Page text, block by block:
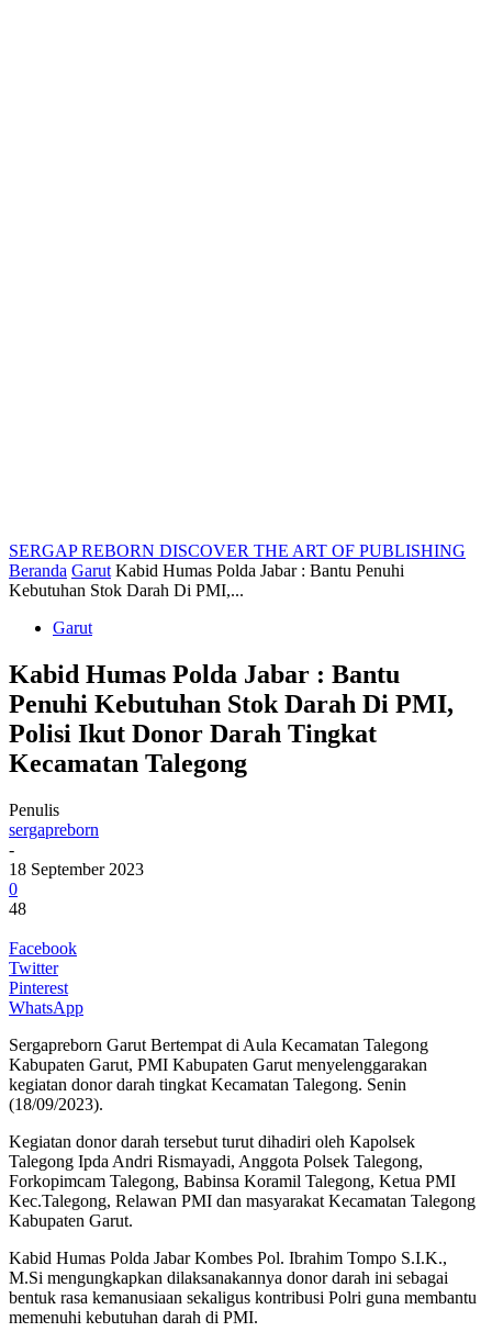
SERGAP REBORN DISCOVER THE ART OF PUBLISHING
Beranda Garut Kabid Humas Polda Jabar : Bantu Penuhi
Kebutuhan Stok Darah Di PMI,...
Garut
Kabid Humas Polda Jabar : Bantu
Penuhi Kebutuhan Stok Darah Di PMI,
Polisi Ikut Donor Darah Tingkat
Kecamatan Talegong
Penulis
sergapreborn
-
18 September 2023
0
48
Facebook
Twitter
Pinterest
WhatsApp
Sergapreborn Garut Bertempat di Aula Kecamatan Talegong
Kabupaten Garut, PMI Kabupaten Garut menyelenggarakan
kegiatan donor darah tingkat Kecamatan Talegong. Senin
(18/09/2023).
Kegiatan donor darah tersebut turut dihadiri oleh Kapolsek
Talegong Ipda Andri Rismayadi, Anggota Polsek Talegong,
Forkopimcam Talegong, Babinsa Koramil Talegong, Ketua PMI
Kec.Talegong, Relawan PMI dan masyarakat Kecamatan Talegong
Kabupaten Garut.
Kabid Humas Polda Jabar Kombes Pol. Ibrahim Tompo S.I.K.,
M.Si mengungkapkan dilaksanakannya donor darah ini sebagai
bentuk rasa kemanusiaan sekaligus kontribusi Polri guna membantu
memenuhi kebutuhan darah di PMI.